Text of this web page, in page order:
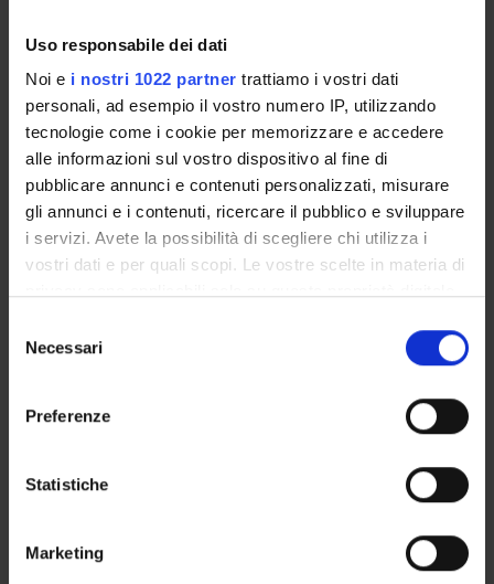
Uso responsabile dei dati
Noi e i nostri 1022 partner trattiamo i vostri dati
personali, ad esempio il vostro numero IP, utilizzando
tecnologie come i cookie per memorizzare e accedere
alle informazioni sul vostro dispositivo al fine di
pubblicare annunci e contenuti personalizzati, misurare
gli annunci e i contenuti, ricercare il pubblico e sviluppare
i servizi. Avete la possibilità di scegliere chi utilizza i
vostri dati e per quali scopi. Le vostre scelte in materia di
modificare o revocare il proprio consenso in qualsiasi
momento dalla Dichiarazione sui cookie o facendo clic
raccogliere informazioni sulla tua posizione
geografica, con un'approssimazione di qualche
Identificare il tuo dispositivo, scansionandolo
delNecessari
Preferenze
Statistiche
Marketing
ORGANIZZAZIONE
GOVERNANCE
UFFICI E STRUTTURE DI SERVIZIO
SERVIZI DI SEGRETERIA STUDENTI
CENTRI